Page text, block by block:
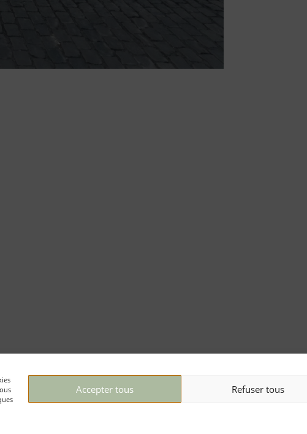
Accepter tous Refuser tous
et photos : © Mémoire d’Auschwitz ASBL/ Daniel